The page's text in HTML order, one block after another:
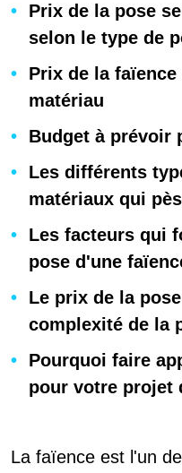
Prix de la pose
selon le type de
Prix de la
matériau
Budget à prévoir
Les différents
matériaux qui
Les facteurs qui
pose d'une
Le prix de la
complexité de la
Pourquoi faire
pour votre projet
La faïence est l'un